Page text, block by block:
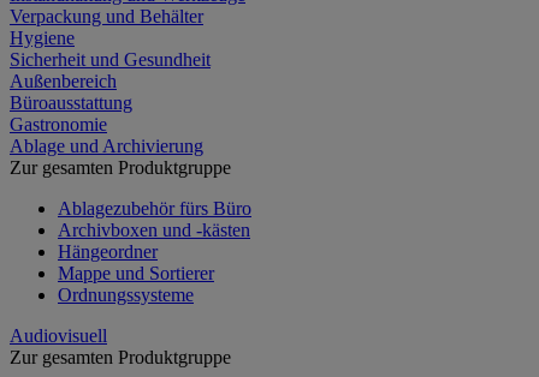
Verpackung und Behälter
Hygiene
Sicherheit und Gesundheit
Außenbereich
Büroausstattung
Gastronomie
Ablage und Archivierung
Zur gesamten Produktgruppe
Ablagezubehör fürs Büro
Archivboxen und -kästen
Hängeordner
Mappe und Sortierer
Ordnungssysteme
Audiovisuell
Zur gesamten Produktgruppe